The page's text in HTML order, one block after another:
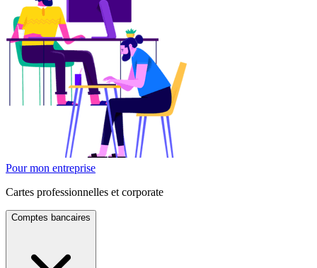
Pour mon entreprise
Cartes professionnelles et corporate
Comptes bancaires